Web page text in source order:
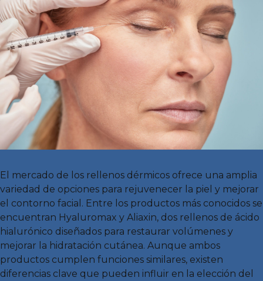
El mercado de los rellenos dérmicos ofrece una amplia
variedad de opciones para rejuvenecer la piel y mejorar
el contorno facial. Entre los productos más conocidos se
encuentran Hyaluromax y Aliaxin, dos rellenos de ácido
hialurónico diseñados para restaurar volúmenes y
mejorar la hidratación cutánea. Aunque ambos
productos cumplen funciones similares, existen
diferencias clave que pueden influir en la elección del